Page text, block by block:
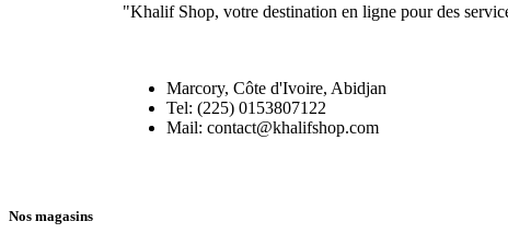
"Khalif Shop, votre destination en ligne pour des
Marcory, Côte d'Ivoire, Abidjan
Tel: (225) 0153807122
Mail: contact@khalifshop.com
Nos magasins